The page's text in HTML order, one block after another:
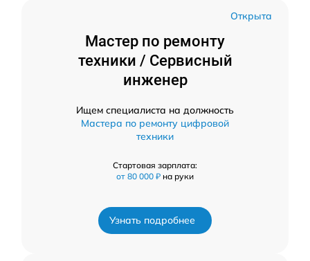
Открыта
Мастер по ремонту
техники / Сервисный
инженер
Ищем специалиста на должность
Мастера по ремонту цифровой
техники
Стартовая зарплата:
от 80 000 ₽ на руки
Узнать подробнее